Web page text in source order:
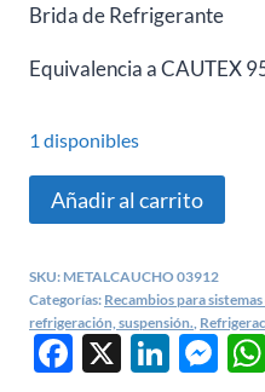
Brida de Refrigerante
Equivalencia a CAUTEX
1 disponibles
Boquilla
refrigerante
Serie
3,
Serie
Añadir al carrito
SKU: METALCAUCHO 03912
Categorías: Recambios para
refrigeración, suspensión.
Facebook
X